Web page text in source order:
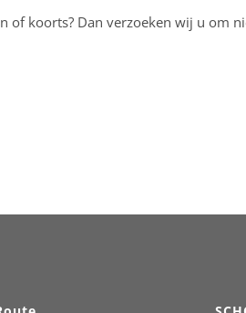
koorts? Dan verzoeken wij u om